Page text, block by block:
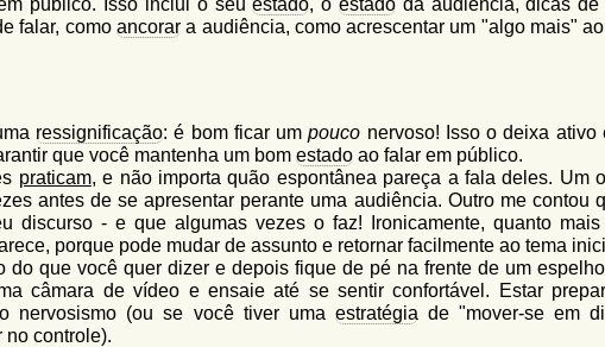
público. Isso inclui o seuestado, o estadoda audiência, dicas de
falar, comoancorar a audiência, como acrescentar um "algo mais"
ressignificação: é bom ficar umpouco nervoso! Isso o deixa ativo
que você mantenha um bom estado ao falar em público.
praticam, e não importa quão espontânea pareça a fala deles. Um
antes de se apresentar perante uma audiência. Outro me contou
discurso - e que algumas vezes o faz! Ironicamente, quanto
porque pode mudar de assunto e retornar facilmente ao tema
do que você quer dizer e depois fique de pé na frente de um
câmara de vídeo e ensaie até se sentir confortável. Estar
nervosismo (ou se você tiver uma estratégiade "mover-se em
no controle).